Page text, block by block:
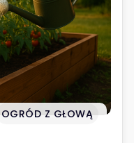
OGRÓD Z GŁOWĄ